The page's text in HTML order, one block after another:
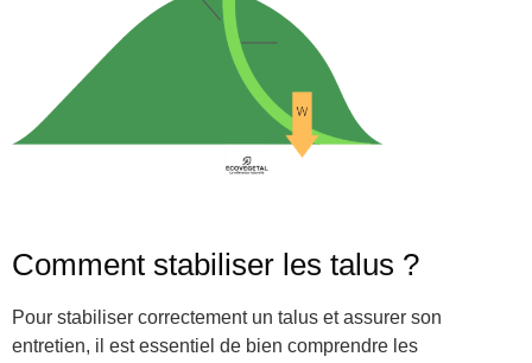
Comment stabiliser les talus ?
Pour stabiliser correctement un talus et assurer son
entretien, il est essentiel de bien comprendre les